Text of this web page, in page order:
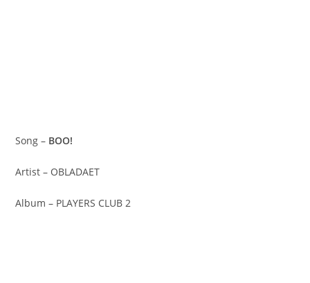
Song – BOO!
Artist – OBLADAET
Album – PLAYERS CLUB 2